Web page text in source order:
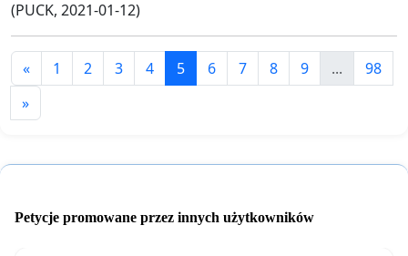
(PUCK, 2021-01-12)
« 1 2 3 4 5 6 7 8 9 ...
98
»
Petycje promowane przez innych użytkowników